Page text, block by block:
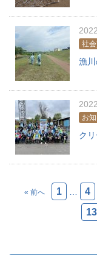
社
漁
お
ク
« 前へ 1 4
13